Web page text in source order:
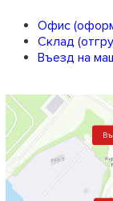
Офис
Склад
Въезд на